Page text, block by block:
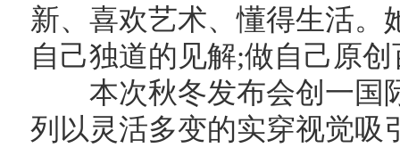
新、喜欢艺术、懂得生活。
自己独道的见解;做自己原
本次秋冬发布会创一国际
列以灵活多变的实穿视觉吸